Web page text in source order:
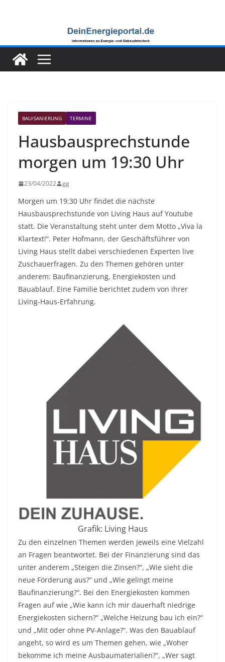
BAU/SANIERUNG TERMINE
Hausbausprechstunde
morgen um 19:30 Uhr
23/04/2022 gg
Morgen um 19:30 Uhr findet die nächste
Hausbausprechstunde von Living Haus auf Youtube
statt. Die Veranstaltung steht unter dem Motto „Viva la
Klartext!“. Peter Hofmann, der Geschäftsführer von
Living Haus stellt dabei verschiedenen Experten live
Zuschauerfragen. Zu den Themen gehören unter
anderem: Baufinanzierung, Energiekosten und
Bauablauf. Eine Familie berichtet zudem von ihrer
Living-Haus-Erfahrung.
Grafik: Living Haus
Zu den einzelnen Themen werden jeweils eine Vielzahl
an Fragen beantwortet. Bei der Finanzierung sind das
unter anderem „Steigen die Zinsen?“, „Wie sieht die
neue Förderung aus?“ und „Wie gelingt meine
Baufinanzierung?“. Bei den Energiekosten kommen
Fragen auf wie „Wie kann ich mir dauerhaft niedrige
Energiekosten sichern?“ „Welche Heizung bau ich ein?“
und „Mit oder ohne PV-Anlage?“. Was den Bauablauf
angeht, so wird es um Themen gehen, wie „Woher
bekomme ich meine Ausbaumaterialien?“, „Wer sagt